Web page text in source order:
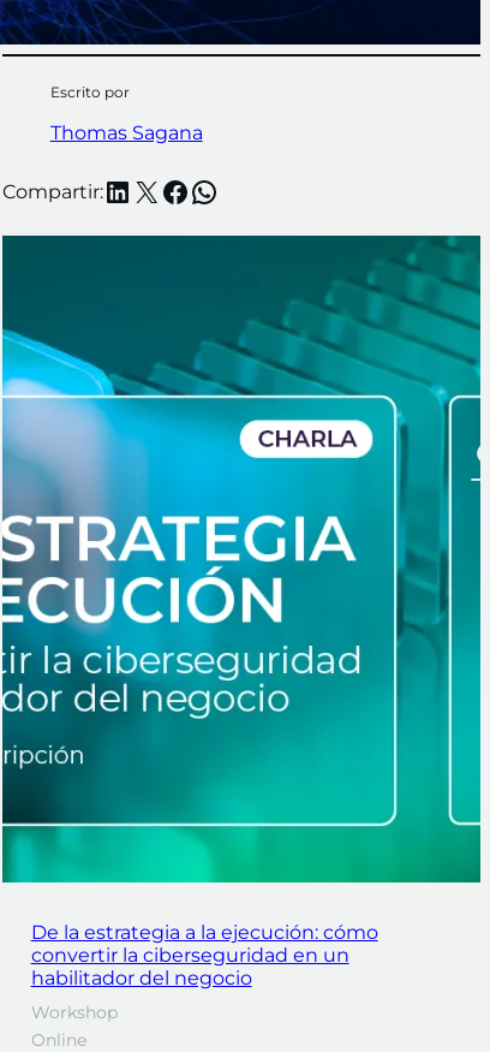
Escrito por
Thomas Sagana
Compartir:LinkedIn
X Facebook
WhatsApp
De la estrategia a la ejecución: cómo
convertir la ciberseguridad en un
habilitador del negocio
Workshop
Online